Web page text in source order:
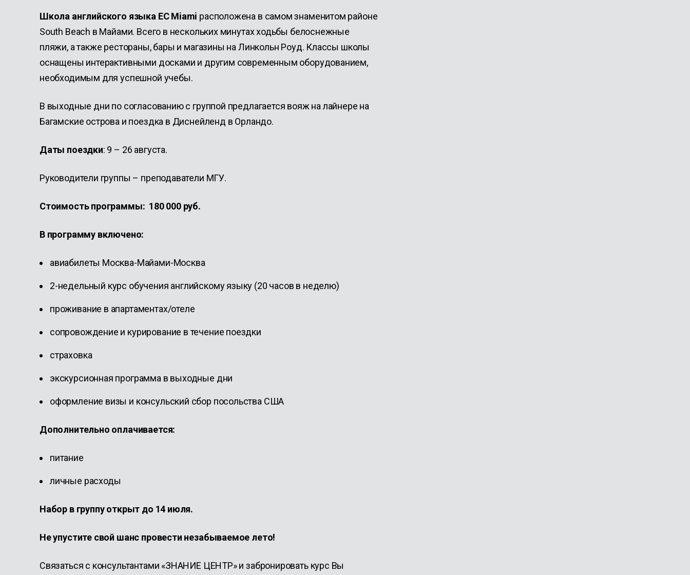
Школа английского языка EC Miami расположена в самом знаменитом районе
South Beach в Майами. Всего в нескольких минутах ходьбы белоснежные
пляжи, а также рестораны, бары и магазины на Линкольн Роуд. Классы школы
оснащены интерактивными досками и другим современным оборудованием,
необходимым для успешной учебы.
В выходные дни по согласованию с группой предлагается вояж на лайнере на
Багамские острова и поездка в Диснейленд в Орландо.
Даты поездки: 9 – 26 августа.
Руководители группы – преподаватели МГУ.
Стоимость программы: 180 000 руб.
В программу включено:
авиабилеты Москва-Майами-Москва
2-недельный курс обучения английскому языку (20 часов в неделю)
проживание в апартаментах/отеле
сопровождение и курирование в течение поездки
страховка
экскурсионная программа в выходные дни
оформление визы и консульский сбор посольства США
Дополнительно оплачивается:
питание
личные расходы
Набор в группу открыт до 14 июля.
Не упустите свой шанс провести незабываемое лето!
Связаться с консультантами «ЗНАНИЕ ЦЕНТР» и забронировать курс Вы